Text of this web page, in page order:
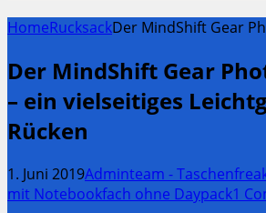
HomeRucksackDer MindShift Gear
Der MindShift Gear
– ein vielseitiges
Rücken
1. Juni 2019Adminteam -
mit Notebookfach ohne Daypack1